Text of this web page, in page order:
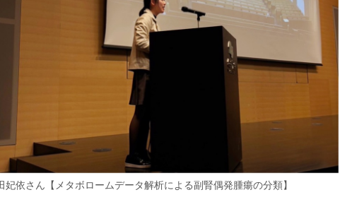
妃依さん【メタボロームデータ解析による副腎偶発腫瘍の分類】